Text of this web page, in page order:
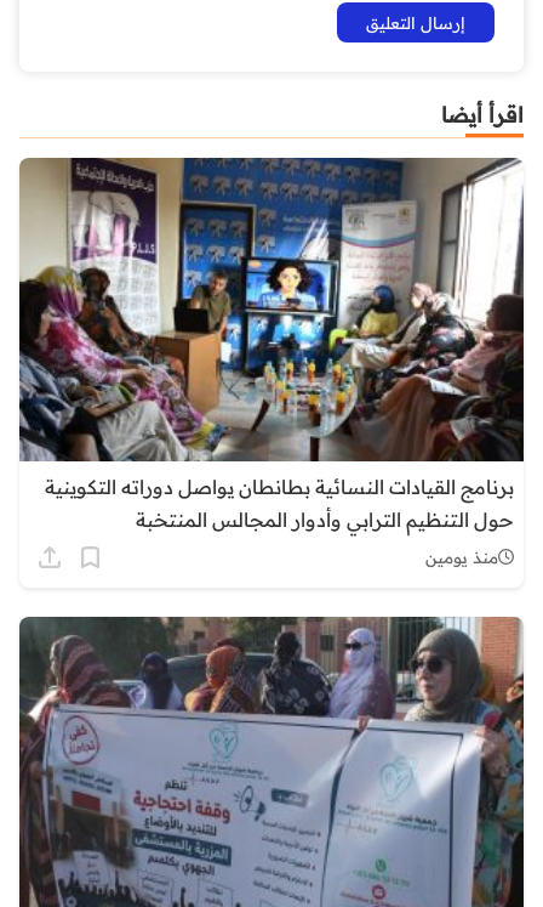
اقرأ أيضا
برنامج القيادات النسائية بطانطان يواصل دوراته التكوينية
حول التنظيم الترابي وأدوار المجالس المنتخبة
منذ يومين